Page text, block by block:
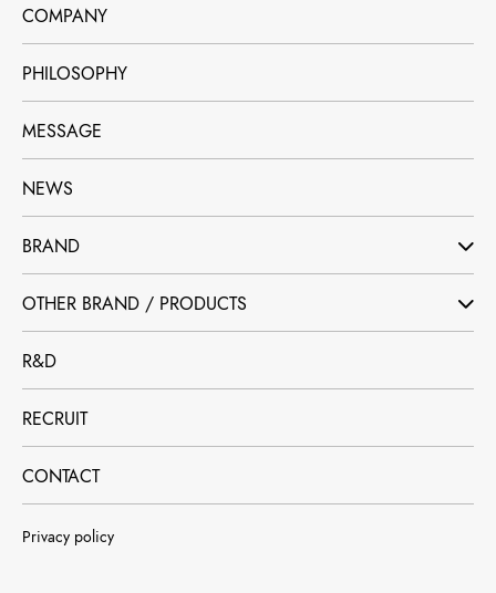
COMPANY
PHILOSOPHY
MESSAGE
NEWS
BRAND
OTHER BRAND / PRODUCTS
R&D
RECRUIT
CONTACT
Privacy policy